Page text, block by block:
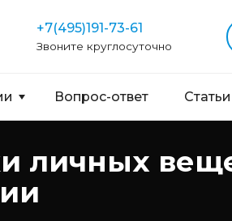
+7(495)191-73-61
Звоните круглосуточно
Вопрос-ответ Статьи
личных